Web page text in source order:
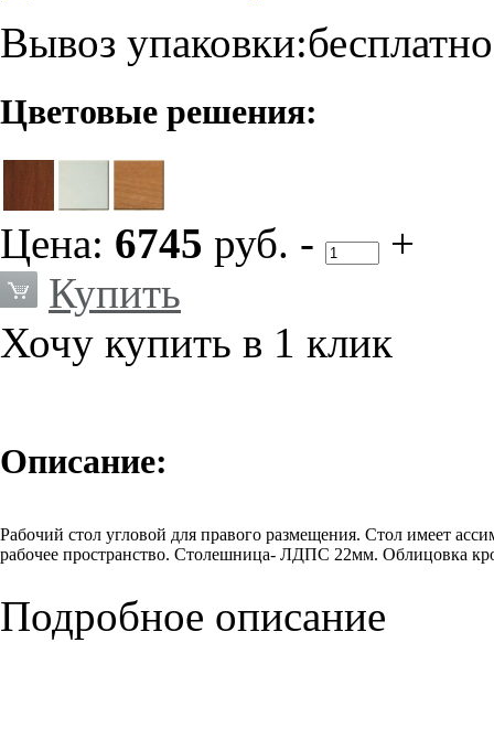
Вывоз упаковки:бесплатно
Цветовые решения:
Цена: 6745 руб. -
+
Купить
Хочу купить в 1 клик
Описание:
Рабочий стол угловой для правого размещения. Стол имеет
рабочее пространство. Столешница- ЛДПС 22мм.
Подробное описание